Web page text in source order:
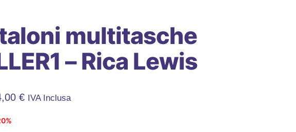
multitasche
– Rica Lewis
€ IVA Inclusa